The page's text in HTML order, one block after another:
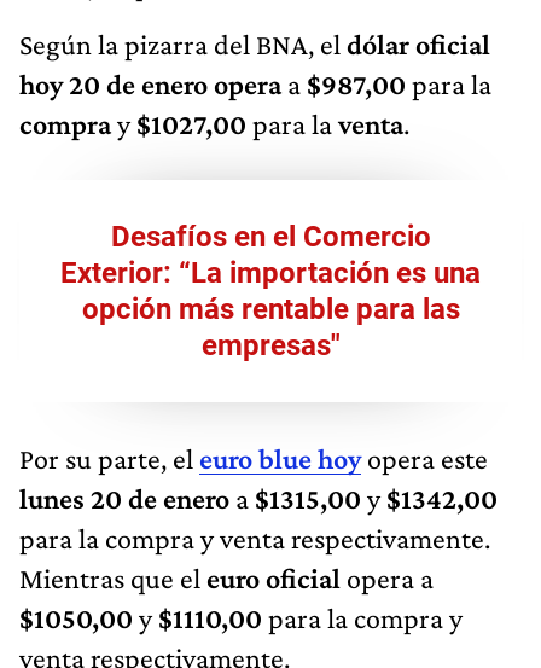
Según la pizarra del BNA, el dólar oficial
hoy 20 de enero operaa $987,00 para la
compray$1027,00 para laventa.
Desafíos en el Comercio
Exterior: “La importación es una
opción más rentable para las
empresas"
Por su parte, el euro blue hoyopera este
lunes 20 de enero a $1315,00 y$1342,00
para la compra y venta respectivamente.
Mientras que el euro oficial opera a
$1050,00 y$1110,00 para la compra y
venta respectivamente.